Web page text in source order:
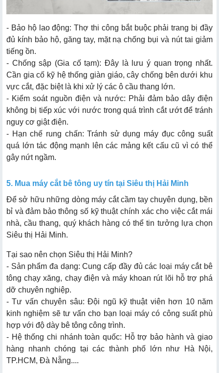
- Bảo hộ lao động: Thợ thi công bắt buộc phải trang bị đầy
đủ kính bảo hộ, găng tay, mặt nạ chống bụi và nút tai giảm
tiếng ồn.
- Chống sập (Gia cố tạm): Đây là lưu ý quan trọng nhất.
Cần gia cố kỹ hệ thống giàn giáo, cây chống bên dưới khu
vực cắt, đặc biệt là khi xử lý các ô cầu thang lớn.
- Kiểm soát nguồn điện và nước: Phải đảm bảo dây điện
không bị tiếp xúc với nước trong quá trình cắt ướt để tránh
nguy cơ giật điện.
- Hạn chế rung chấn: Tránh sử dụng máy đục công suất
quá lớn tác động mạnh lên các mảng kết cấu cũ vì có thể
gây nứt ngầm.
5. Mua máy cắt bê tông uy tín tại Siêu thị Hải Minh
Để sở hữu những dòng máy cắt cầm tay chuyên dụng, bền
bỉ và đảm bảo thông số kỹ thuật chính xác cho việc cắt mái
nhà, cầu thang, quý khách hàng có thể tin tưởng lựa chọn
Siêu thị Hải Minh.
Tại sao nên chọn Siêu thị Hải Minh?
- Sản phẩm đa dạng: Cung cấp đầy đủ các loại máy cắt bê
tông chạy xăng, chạy điện và máy khoan rút lõi hỗ trợ phá
dỡ chuyên nghiệp.
- Tư vấn chuyên sâu: Đội ngũ kỹ thuật viên hơn 10 năm
kinh nghiệm sẽ tư vấn cho bạn loại máy có công suất phù
hợp với độ dày bê tông công trình.
- Hệ thống chi nhánh toàn quốc: Hỗ trợ bảo hành và giao
hàng nhanh chóng tại các thành phố lớn như Hà Nội,
TP.HCM, Đà Nẵng....